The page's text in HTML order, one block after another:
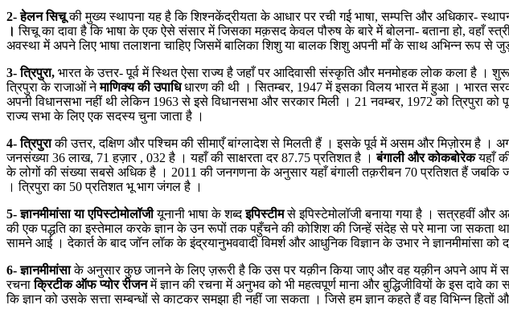
2- हेलन सिचूकी मुख्य स्थापना यह है कि शिश्नकेंद्रीयता के आधार पर रची गई भाषा, सम्पत्ति और अधिकार-
। सिचू का दावा है कि भाषा के एक ऐसे संसार में जिसका मक़सद केवल पौरुष के बारे में बोलना- बताना हो, वहाँ
अवस्था में अपने लिए भाषा तलाशना चाहिए जिसमें बालिका शिशु या बालक शिशु अपनी माँ के साथ अभिन्न रूप से
3- त्रिपुरा, भारत के उत्तर- पूर्व में स्थित ऐसा राज्य है जहाँ पर आदिवासी संस्कृति और मनमोहक लोक कला है ।
त्रिपुरा के राजाओं नेमाणिक्य की उपाधिधारण की थी । सितम्बर, 1947 में इसका विलय भारत में हुआ । भारत
अपनी विधानसभा नहीं थी लेकिन 1963 से इसे विधानसभा और सरकार मिली । 21 नवम्बर, 1972 को त्रिपुरा
राज्य सभा के लिए एक सदस्य चुना जाता है ।
4- त्रिपुराकी उत्तर, दक्षिण और पश्चिम की सीमाएँ बांग्लादेश से मिलती हैं । इसके पूर्व में असम और मिज़ोरम है ।
जनसंख्या 36 लाख, 71 हज़ार , 032 है । यहाँ की साक्षरता दर 87.75 प्रतिशत है ।बंगाली और कोकबोरेकयहाँ
के लोगों की संख्या सबसे अधिक है । 2011 की जनगणना के अनुसार यहाँ बंगाली तक़रीबन 70 प्रतिशत हैं जबकि
। त्रिपुरा का 50 प्रतिशत भू भाग जंगल है ।
5- ज्ञानमीमांसा या एपिस्टोमोलॉजीयूनानी भाषा के शब्दइपिस्टीमसे इपिस्टेमोलॉजी बनाया गया है । सत्रहवीं और
की एक पद्धति का इस्तेमाल करके ज्ञान के उन रूपों तक पहुँचने की कोशिश की जिन्हें संदेह से परे माना जा सकता
सामने आई । देकार्त के बाद जॉन लॉक के इंद्रयानुभववादी विमर्श और आधुनिक विज्ञान के उभार ने ज्ञानमीमांसा
6- ज्ञानमीमांसाके अनुसार कुछ जानने के लिए ज़रूरी है कि उस पर यक़ीन किया जाए और वह यक़ीन अपने आप में
रचनाक्रिटीक ऑफ प्योर रीजनमें ज्ञान की रचना में अनुभव को भी महत्वपूर्ण माना और बुद्धिजीवियों के इस दावे
कि ज्ञान को उसके सत्ता सम्बन्धों से काटकर समझा ही नहीं जा सकता । जिसे हम ज्ञान कहते हैं वह विभिन्न हितों